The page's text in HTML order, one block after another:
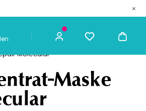
Chaarmant
ICH KAUFE
Molecular
Maske